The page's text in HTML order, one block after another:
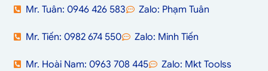
Mr. Tuân: 0946 426 583 Zalo: Phạm Tuân
Mr. Tiến: 0982 674 550 Zalo: Minh Tiến
Mr. Hoài Nam: 0963 708 445 Zalo: Mkt Toolss